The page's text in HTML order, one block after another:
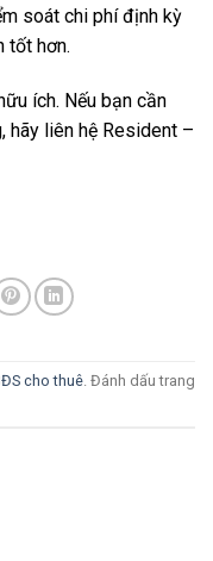
soát chi phí định kỳ
tốt hơn.
ích. Nếu bạn cần
hãy liên hệ Resident –
cho thuê. Đánh dấu trang